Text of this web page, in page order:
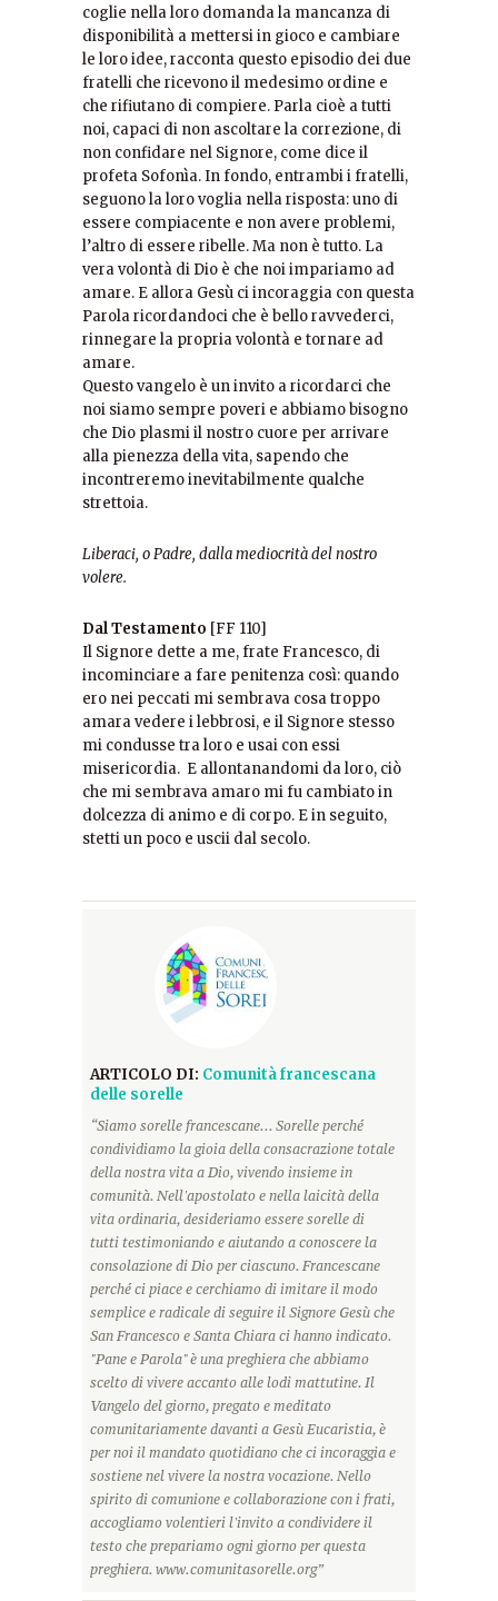
coglie nella loro domanda la mancanza di
disponibilità a mettersi in gioco e cambiare
le loro idee, racconta questo episodio dei due
fratelli che ricevono il medesimo ordine e
che rifiutano di compiere. Parla cioè a tutti
noi, capaci di non ascoltare la correzione, di
non confidare nel Signore, come dice il
profeta Sofonìa. In fondo, entrambi i fratelli,
seguono la loro voglia nella risposta: uno di
essere compiacente e non avere problemi,
l’altro di essere ribelle. Ma non è tutto. La
vera volontà di Dio è che noi impariamo ad
amare. E allora Gesù ci incoraggia con questa
Parola ricordandoci che è bello ravvederci,
rinnegare la propria volontà e tornare ad
amare.
Questo vangelo è un invito a ricordarci che
noi siamo sempre poveri e abbiamo bisogno
che Dio plasmi il nostro cuore per arrivare
alla pienezza della vita, sapendo che
incontreremo inevitabilmente qualche
strettoia.
Liberaci, o Padre, dalla mediocrità del nostro
volere.
Dal Testamento [FF 110]
Il Signore dette a me, frate Francesco, di
incominciare a fare penitenza così: quando
ero nei peccati mi sembrava cosa troppo
amara vedere i lebbrosi, e il Signore stesso
mi condusse tra loro e usai con essi
misericordia. E allontanandomi da loro, ciò
che mi sembrava amaro mi fu cambiato in
dolcezza di animo e di corpo. E in seguito,
stetti un poco e uscii dal secolo.
ARTICOLO DI: Comunità francescana
delle sorelle
“Siamo sorelle francescane... Sorelle perché
condividiamo la gioia della consacrazione totale
della nostra vita a Dio, vivendo insieme in
comunità. Nell'apostolato e nella laicità della
vita ordinaria, desideriamo essere sorelle di
tutti testimoniando e aiutando a conoscere la
consolazione di Dio per ciascuno. Francescane
perché ci piace e cerchiamo di imitare il modo
semplice e radicale di seguire il Signore Gesù che
San Francesco e Santa Chiara ci hanno indicato.
"Pane e Parola" è una preghiera che abbiamo
scelto di vivere accanto alle lodi mattutine. Il
Vangelo del giorno, pregato e meditato
comunitariamente davanti a Gesù Eucaristia, è
per noi il mandato quotidiano che ci incoraggia e
sostiene nel vivere la nostra vocazione. Nello
spirito di comunione e collaborazione con i frati,
accogliamo volentieri l'invito a condividere il
testo che prepariamo ogni giorno per questa
preghiera. www.comunitasorelle.org”